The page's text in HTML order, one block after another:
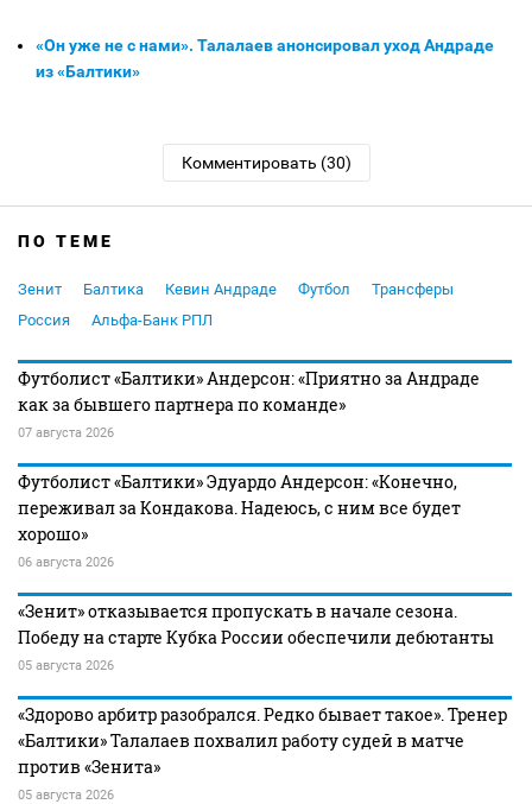
«Он уже не с нами». Талалаев анонсировал уход Андраде
из «Балтики»
Комментировать (30)
ПО ТЕМЕ
Зенит Балтика Кевин Андраде Футбол
Трансферы
Россия
Альфа-Банк РПЛ
Футболист «Балтики» Андерсон: «Приятно за Андраде
как за бывшего партнера по команде»
07 августа 2026
Футболист «Балтики» Эдуардо Андерсон: «Конечно,
переживал за Кондакова. Надеюсь, с ним все будет
хорошо»
06 августа 2026
«Зенит» отказывается пропускать в начале сезона.
Победу на старте Кубка России обеспечили дебютанты
05 августа 2026
«Здорово арбитр разобрался. Редко бывает такое». Тренер
«Балтики» Талалаев похвалил работу судей в матче
против «Зенита»
05 августа 2026